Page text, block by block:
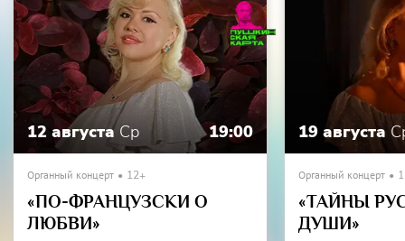
Александр Гильман
Соната (симфония) для органа № 1 ре минор
посвящается Королю Бельгии Леопольду II
Introduction & Allegro
Pastorale
Finale: Allegro assai
12 августа Ср 19:00
Органный концерт 12+
«ПО-ФРАНЦУЗСКИ О
ЛЮБВИ»
19 августа
Органный концерт
«ТАЙНЫ
ДУШИ»